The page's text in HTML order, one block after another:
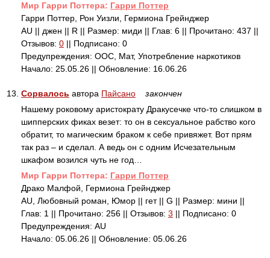
Mир Гарри Поттера: Гарри Поттер
Гарри Поттер, Рон Уизли, Гермиона Грейнджер
AU || джен || R || Размер: миди || Глав: 6 || Прочитано: 437 ||
Отзывов: 0 || Подписано: 0
Предупреждения: ООС, Мат, Употребление наркотиков
Начало: 25.05.26 || Обновление: 16.06.26
13. Сорвалось автора Пайсано
закончен
Нашему роковому аристократу Дракусечке что-то слишком в
шипперских фиках везет: то он в сексуальное рабство кого
обратит, то магическим браком к себе привяжет. Вот прям
так раз – и сделал. А ведь он с одним Исчезательным
шкафом возился чуть не год…
Mир Гарри Поттера: Гарри Поттер
Драко Малфой, Гермиона Грейнджер
AU, Любовный роман, Юмор || гет || G || Размер: мини ||
Глав: 1 || Прочитано: 256 || Отзывов: 3 || Подписано: 0
Предупреждения: AU
Начало: 05.06.26 || Обновление: 05.06.26